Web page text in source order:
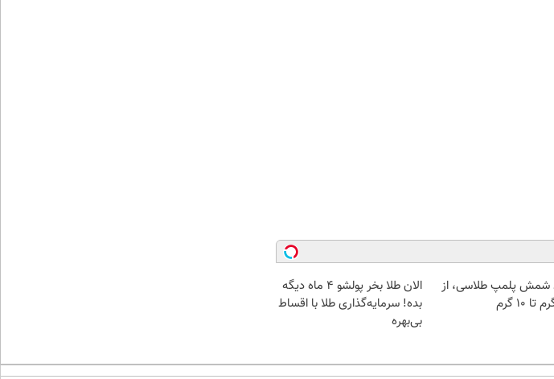
شمش پلمپ طلاسی، از
الان طلا بخر پولشو 4 ماه دیگه
بده! سرمایه‌گذاری طلا با اقساط
بی‌بهره